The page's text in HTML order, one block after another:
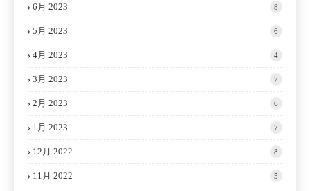
6月 2023 8
5月 2023 6
4月 2023 4
3月 2023 7
2月 2023 6
1月 2023 7
12月 2022 8
11月 2022 5